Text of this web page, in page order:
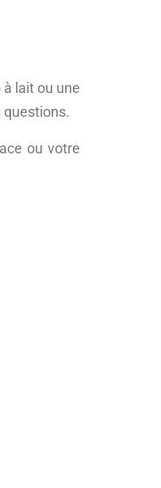
lait ou une
questions.
ou votre